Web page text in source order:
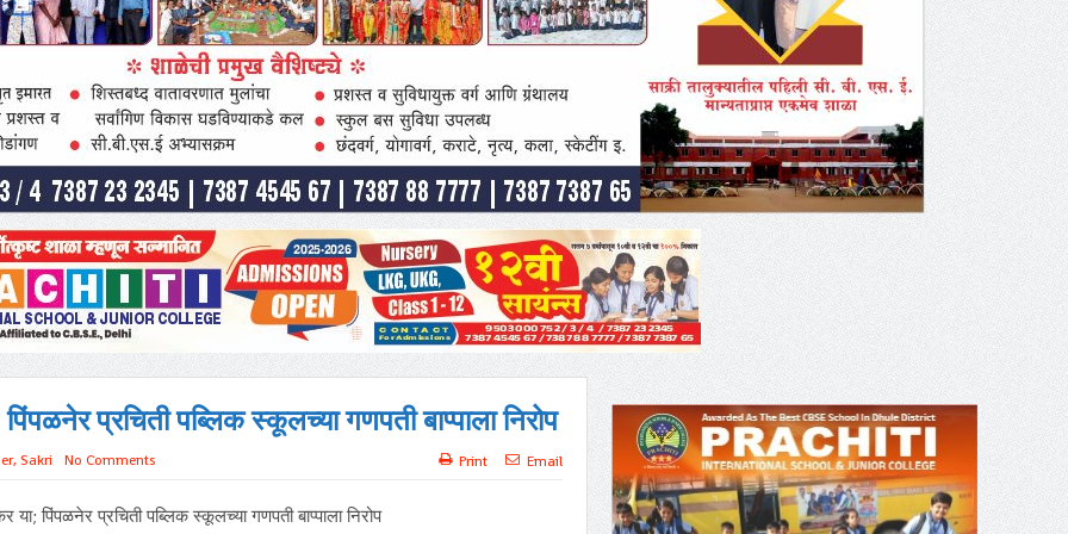
प्रचिती पब्लिक स्कूलच्या गणपती बाप्पाला निरोप
,Sakri No Comments Print Email